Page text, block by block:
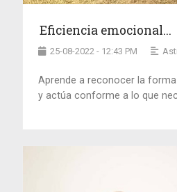
Eficiencia emocional...
25-08-2022 - 12:43 PM
Aprende a reconocer la
y actúa conforme a lo que